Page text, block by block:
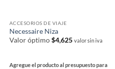
ACCESORIOS DE VIAJE
Necessaire Niza
Valor óptimo$4,625 valor sin iva
Agregue el producto al presupuesto para